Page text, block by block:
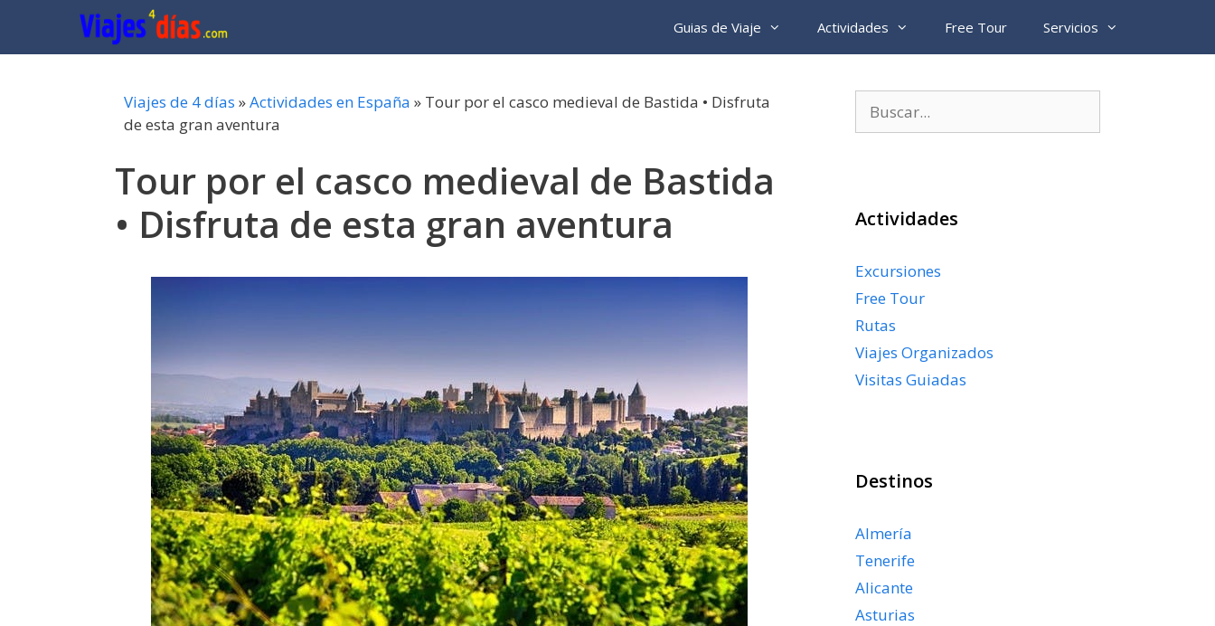
contenido
Guias de Viaje Actividades Free Tour Servicios
Viajes de 4 días »Actividades en España » Tour por el casco medieval de Bastida • Disfruta
de esta gran aventura
Tour por el casco medieval de Bastida
• Disfruta de esta gran aventura
Actividades
Excursiones
Free Tour
Rutas
Viajes Organizados
Visitas Guiadas
Destinos
Almería
Tenerife
Alicante
Asturias